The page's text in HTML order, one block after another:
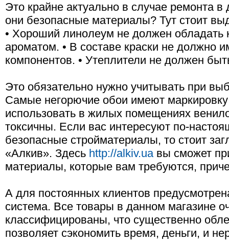
Это крайне актуально в случае ремонта в
они безопасные материалы? Тут стоит
• Хороший линолеум не должен обладать
ароматом. • В составе краски не должно
компонентов. • Утеплители не должен
Это обязательно нужно учитывать при
Самые негорючие обои имеют
использовать в жилых помещениях
токсичны. Если вас интересуют по-
безопасные стройматериалы, то стоит
«Алкив». Здесь http://alkiv.uaвы сможет
материалы, которые вам требуются,
А для постоянных клиентов
система. Все товары в данном магазине
классифицированы, что существенно
позволяет сэкономить время, деньги, и